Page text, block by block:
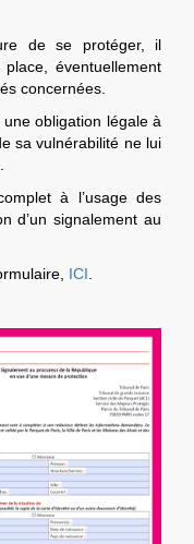
de se protéger, il
éventuellement
concernées.
obligation légale à
sa vulnérabilité ne lui
à l’usage des
d’un signalement au
ICI